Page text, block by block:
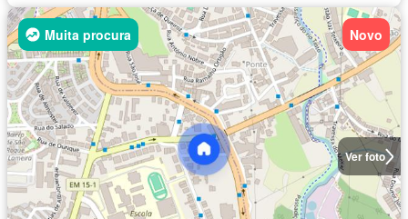
Ver foto
Muita procura Novo